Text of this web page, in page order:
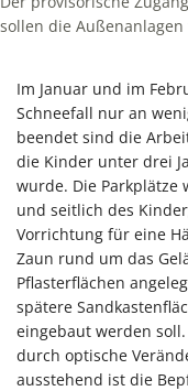
sollen die
Im Januar und im
Schneefall nur an
beendet sind die
die Kinder unter drei
wurde. Die Parkplätze
und seitlich des
Vorrichtung für eine
Zaun rund um das
Pflasterflächen
spätere
eingebaut werden
durch optische
ausstehend ist die